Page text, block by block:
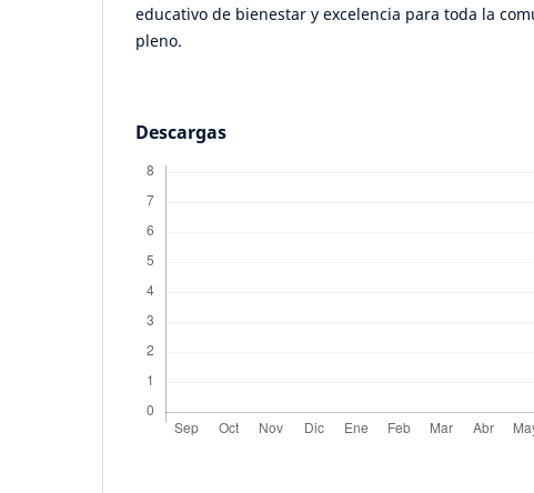
educativo de bienestar y excelencia para toda la
pleno.
Descargas